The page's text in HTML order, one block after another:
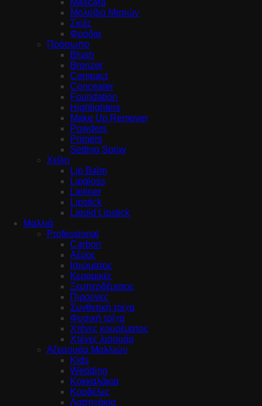
Μολύβια Ματιών
Σκιές
Φρύδια
Πρόσωπο
Blush
Bronzer
Compact
Concealer
Foundation
Highlighters
Make Up Remover
Powders
Primers
Setting Spray
Χείλη
Lip Balm
Lipgloss
Lipliner
Lipstick
Liquid Lipstick
Μαλλιά
Professional
Carbon
Αέρος
Ισιώματος
Κεραμικές
Ξεμπερδέματος
Πιρούνες
Συνθετική τρίχα
Φυσική τρίχα
Χτένες κουρέματος
Χτένες λισουάρ
Αξεσουάρ Μαλλιών
Kids
Wedding
Κοκκαλάκια
Κορδέλες
Λαστιχάκια